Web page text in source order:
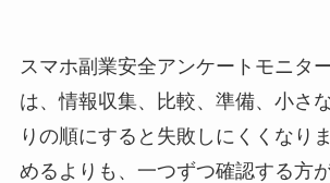
スマホ副業安全アンケートモニタ
は、情報収集、比較、準備、小さ
りの順にすると失敗しにくくなり
めるよりも、一つずつ確認する方